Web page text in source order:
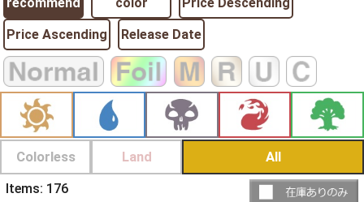
recommend color Price Descending
Price Ascending Release Date
Colorless Land All
Items: 176